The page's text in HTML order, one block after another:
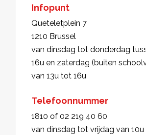
Infopunt
Queteletplein 7
1210 Brussel
van dinsdag tot donderdag
16u en zaterdag (buiten
van 13u tot 16u
Telefoonnummer
1810 of 02 219 40 60
van dinsdag tot vrijdag van 10u